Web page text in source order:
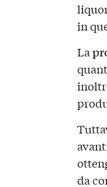
in
La
da